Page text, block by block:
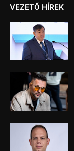
VEZETŐ HÍREK